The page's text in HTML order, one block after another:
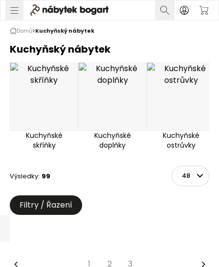
Domů Kuchyňský nábytek
Kuchyňský nábytek
Kuchyňské
skříňky
Kuchyňské
doplňky
Kuchyňské
ostrůvky
Řadit
Výsledky: 99 Na stránce
Filtry / Řazení
1 2 3